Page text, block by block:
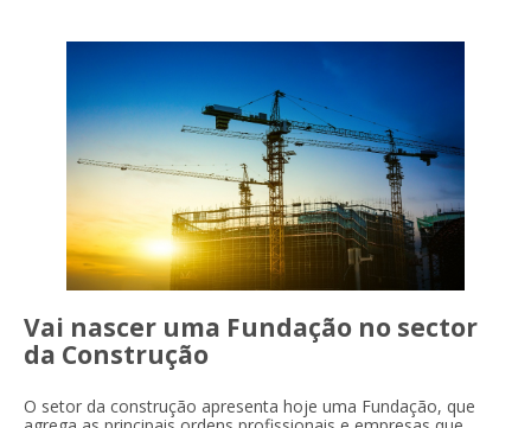
Vai nascer uma Fundação no sector
da Construção
O setor da construção apresenta hoje uma Fundação, que